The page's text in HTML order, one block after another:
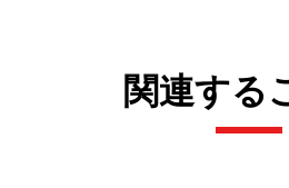
関連する